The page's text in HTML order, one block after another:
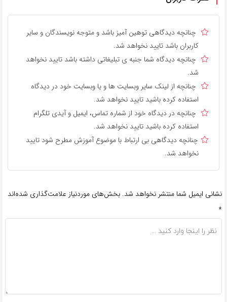
چنانچه دیدگاهی توهین آمیز باشد و متوجه نویسندگان و سایر
کاربران باشد تایید نخواهد شد.
چنانچه دیدگاه شما جنبه ی تبلیغاتی داشته باشد تایید نخواهد
شد.
چنانچه از لینک سایر وبسایت ها و یا وبسایت خود در دیدگاه
استفاده کرده باشید تایید نخواهد شد.
چنانچه در دیدگاه خود از شماره تماس، ایمیل و آیدی تلگرام
استفاده کرده باشید تایید نخواهد شد.
چنانچه دیدگاهی بی ارتباط با موضوع آموزش مطرح شود تایید
نخواهد شد.
نشانی ایمیل شما منتشر نخواهد شد. بخش‌های موردنیاز علامت‌گذاری شده‌اند
*